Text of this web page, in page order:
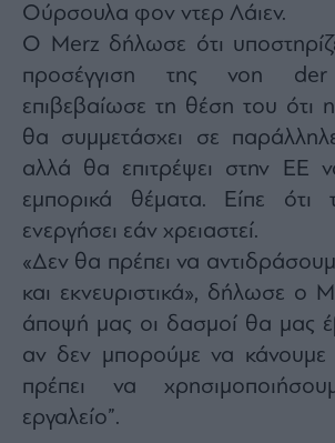
and
Privacy
Notice.
You
opt
out
at
any
time.
This
site
is
by
reCAPTCHA
and
the
Google
Privacy
and
Terms
of
Service
apply.
Ούρσουλα φον ντερ Λάιεν.
Ο Merz δήλωσε ότι
προσέγγιση της von
επιβεβαίωσε τη θέση του ότι
θα συμμετάσχει σε
αλλά θα επιτρέψει στην ΕΕ
εμπορικά θέματα. Είπε
ενεργήσει εάν χρειαστεί.
«Δεν θα πρέπει να
και εκνευριστικά», δήλωσε ο
άποψή μας οι δασμοί θα μας
αν δεν μπορούμε να κάνουμε
πρέπει να
εργαλείο”.